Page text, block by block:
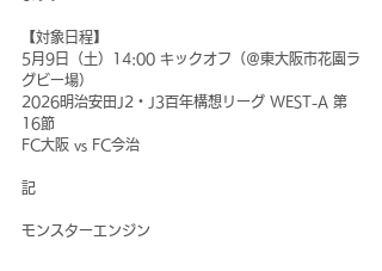
【対象日程】
5月9日（土）14:00 キックオフ（＠東大阪市花園ラ
グビー場）
2026明治安田J2・J3百年構想リーグ WEST-A 第
16節
FC大阪 vs FC今治
記
モンスターエンジン